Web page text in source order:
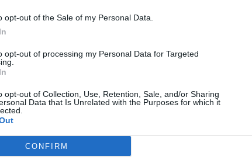
opt-out of the Sale of my Personal Data.
opt-out of processing my Personal Data for Targeted
opt-out of Collection, Use, Retention, Sale, and/or Sharing
Data that Is Unrelated with the Purposes for which it
CONFIRM